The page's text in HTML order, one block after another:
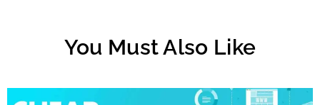
You Must Also Like